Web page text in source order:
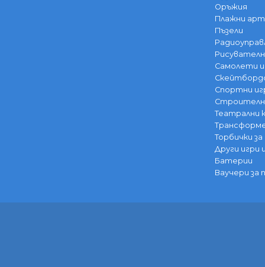
Оръжия
Плажни
Пъзели
Самолети
Спортни
Театрални
Торбички
Други игри
Батерии
Ваучери за